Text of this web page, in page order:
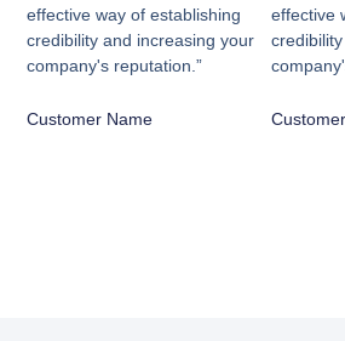
effective way of establishing
credibility and increasing your
company's reputation.”
Customer Name
effective